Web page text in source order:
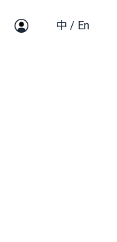
中 / En